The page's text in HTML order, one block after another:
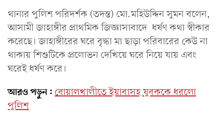
থানার পুলিশ পরিদর্শক (তদন্ত) মো.মহিউদ্দিন সুমন বলেন,
আসামী জাহাঙ্গীর প্রাথমিক জিজ্ঞাসাবাদে ধর্ষণ কথা স্বীকার
করেছে। জাহাঙ্গীরের ঘরে বৃদ্ধা মা ছাড়া পরিবারের কেউ না
থাকায় শিশুটিকে প্রলোভন দেখিয়ে ঘরে নিয়ে যায় এবং
ঘরেই ধর্ষণ করে।
আরও পড়ুন: বোয়ালখালীতে ইয়াবাসহ যুবককে ধরলো
পুলিশ